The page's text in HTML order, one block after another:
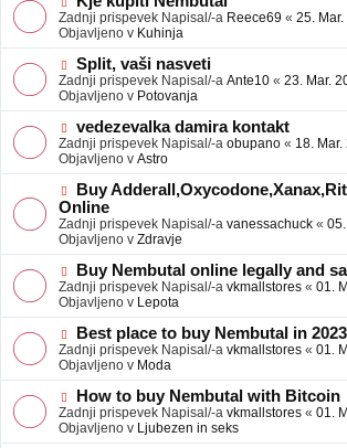
e
b
j
a
v
e
o
v
e
o
b
j
a
v
e
Zadnji prispevek Napisal/-a Reece69 « 25.
Objavljeno v Kuhinja
N
o
v
e
o
b
j
a
v
e
Split, vaši nasveti
Zadnji prispevek Napisal/-a Ante10 « 23. Mar.
Objavljeno v Potovanja
N
o
v
e
o
b
j
a
v
e
vedezevalka damira kontakt
Zadnji prispevek Napisal/-a obupano « 18.
Objavljeno v Astro
N
o
v
e
o
b
j
a
v
e
Buy
Online
Zadnji prispevek Napisal/-a vanessachuck «
Objavljeno v Zdravje
N
o
v
e
o
b
j
a
v
e
Buy Nembutal online legally and
Zadnji prispevek Napisal/-a vkmallstores « 01.
Objavljeno v Lepota
N
o
v
e
o
b
j
a
Best place to buy Nembutal in 2023
Zadnji prispevek Napisal/-a vkmallstores « 01.
Objavljeno v Moda
N
o
v
e
How to buy Nembutal with Bitcoin
Zadnji prispevek Napisal/-a vkmallstores « 01.
Objavljeno v Ljubezen in seks